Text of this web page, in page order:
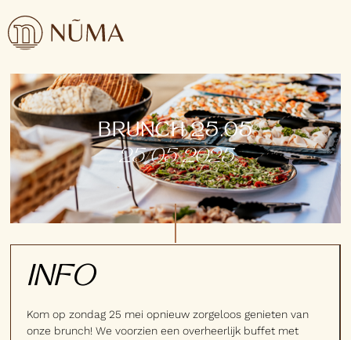
BRUNCH 25.05
25/05/2025
INFO
Kom op zondag 25 mei opnieuw zorgeloos genieten van
onze brunch! We voorzien een overheerlijk buffet met